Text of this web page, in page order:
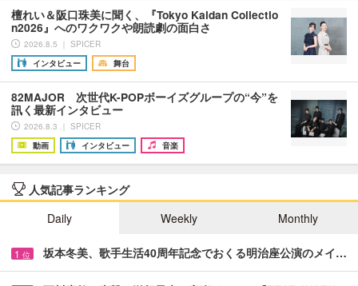
檀れい＆阪口珠美に聞く、『Tokyo Kaidan Collectio
n2026』へのワクワクや朗読劇の面白さ
2026.8.5 ｜ SPICER
インタビュー
舞台
82MAJOR 次世代K-POPボーイズグループの“今”を
訊く最新インタビュー
2026.8.3 ｜ SPICER
動画
インタビュー 音楽
人気記事ランキング
Daily
Weekly Monthly
1 位 坂本冬美、歌手生活40周年記念でおくる明治座公演のメイ…